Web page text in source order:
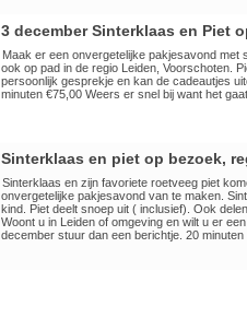
3 december Sinterklaas en Piet
Maak er een onvergetelijke pakjesavond met
ook op pad in de regio Leiden, Voorschoten.
persoonlijk gesprekje en kan de cadeautjes
minuten €75,00 Weers er snel bij want het
Sinterklaas en piet op bezoek,
Sinterklaas en zijn favoriete roetveeg piet
onvergetelijke pakjesavond van te maken.
kind. Piet deelt snoep uit ( inclusief). Ook
Woont u in Leiden of omgeving en wilt u er
december stuur dan een berichtje. 20 minuten